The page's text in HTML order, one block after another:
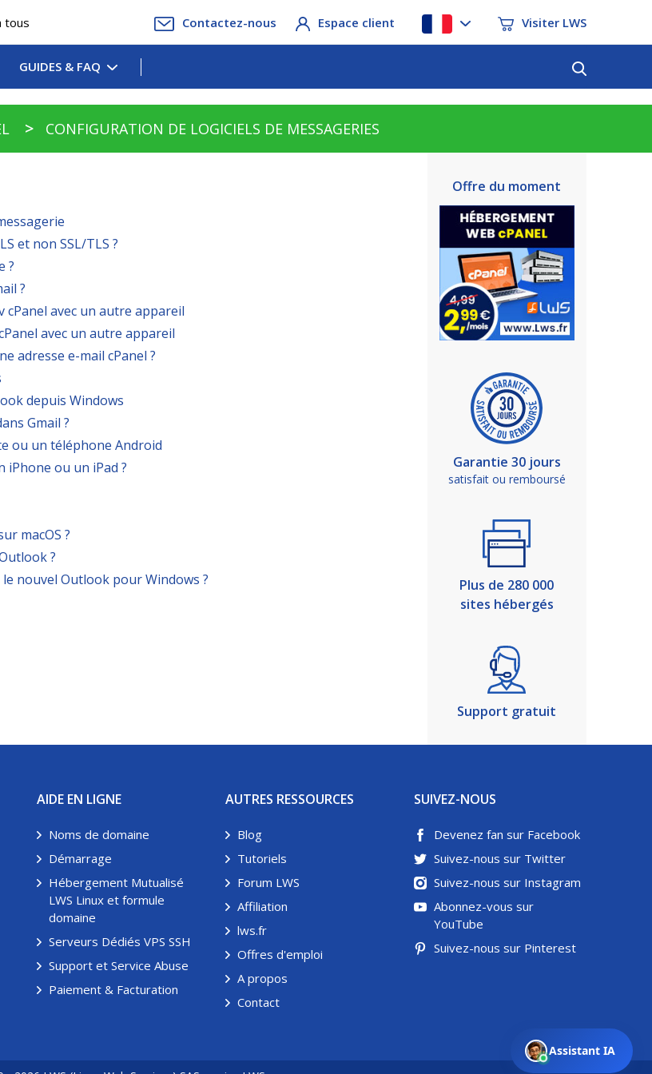
tous Contactez-nous Espace client Visiter LWS
GUIDES & FAQ
CONFIGURATION DE LOGICIELS DE MESSAGERIES
et non SSL/TLS ?
?
?
cPanel avec un autre appareil
avec un autre appareil
adresse e-mail cPanel ?
depuis Windows
Gmail ?
ou un téléphone Android
iPhone ou un iPad ?
macOS ?
?
nouvel Outlook pour Windows ?
Offre du moment
Garantie 30 jours
satisfait ou remboursé
Plus de 280 000
sites hébergés
Support gratuit
AIDE EN LIGNE
Noms de domaine
Démarrage
Hébergement Mutualisé
LWS Linux et formule
domaine
Serveurs Dédiés VPS SSH
Support et Service Abuse
Paiement & Facturation
AUTRES RESSOURCES
Blog
Tutoriels
Forum LWS
Affiliation
lws.fr
Offres d'emploi
A propos
Contact
SUIVEZ-NOUS
Devenez fan sur Facebook
Suivez-nous sur Twitter
Suivez-nous sur Instagram
Abonnez-vous sur
YouTube
Suivez-nous sur Pinterest
Assistant IA